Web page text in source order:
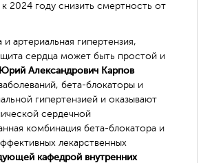
2024 году снизить смертность от
артериальная гипертензия,
сердца может быть простой и
Александрович Карпов
бета-блокаторы и
гипертензией и оказывают
сердечной
комбинация бета-блокатора и
лекарственных
кафедрой внутренних